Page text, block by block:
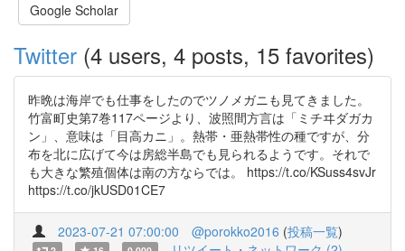
Google Scholar
Twitter (4 users, 4 posts, 15 favorites)
昨晩は海岸でも仕事をしたのでツノメガニも見てきました。
竹富町史第7巻117ページより、波照間方言は「ミチヰダガカ
ン」、意味は「目高カニ」。熱帯・亜熱帯性の種ですが、分
布を北に広げて今は房総半島でも見られるようです。それで
も大きな繁殖個体は南の方ならでは。 https://t.co/KSuss4svJr
https://t.co/jkUSD01CE7
2023-07-21 07:00:00 @porokko2016 (投稿一覧)